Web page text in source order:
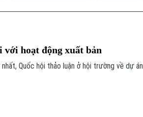
hoạt động xuất bản
Quốc hội thảo luận ở hội trường về dự án